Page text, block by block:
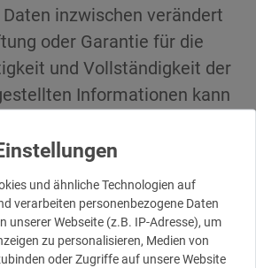
inzwischen verändert
oder Garantie für die
und Vollständigkeit der
Informationen kann
anderen Webseiten, auf die
ist für den Inhalt der
einer solchen
werden, nicht
und ähnliche Technologien auf
verarbeiten personenbezogene Daten
unserer Webseite (z.B. IP-Adresse), um
zu personalisieren, Medien von
oder Zugriffe auf unsere Website